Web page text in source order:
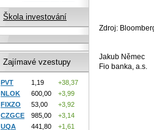
Zdroj:
Jakub Němec
Fio banka, a.s.
Škola investování
Zajímavé vzestupy
PVT 1,19
+38,37
NLOK
600,00
+3,99
FIXZO
53,00
+3,92
CZGCE
985,00
+3,14
UQA
441,80 +1,61